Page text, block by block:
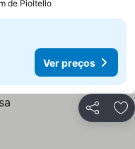
de Pioltello
Ver preços
Partilhar